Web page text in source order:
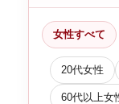
女性すべて
20代女性
60代以上女